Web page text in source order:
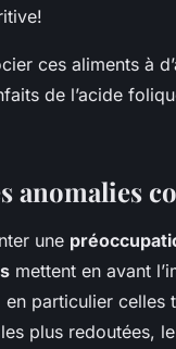
ces aliments à
de l’acide
anomalies
une
mettent en avant
particulier celles
plus redoutées,